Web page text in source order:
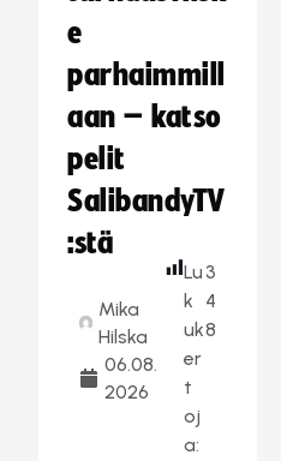
e
parhaimmill
aan – katso
pelit
SalibandyTV
:stä
Mika
Hilska
06.08.
2026
Lu
k
uk
er
t
oj
a:
3
4
8